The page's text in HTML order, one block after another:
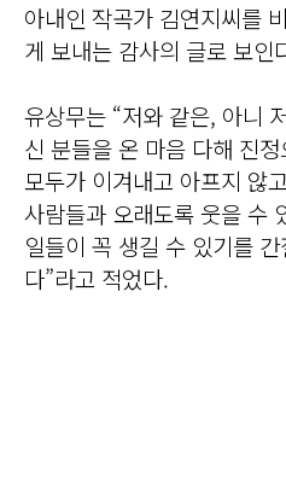
아내인 작곡가 김연지씨를
게 보내는 감사의 글로 보인
유상무는 “저와 같은, 아니
신 분들을 온 마음 다해 진
모두가 이겨내고 아프지 않
사람들과 오래도록 웃을 수
일들이 꼭 생길 수 있기를
다”라고 적었다.